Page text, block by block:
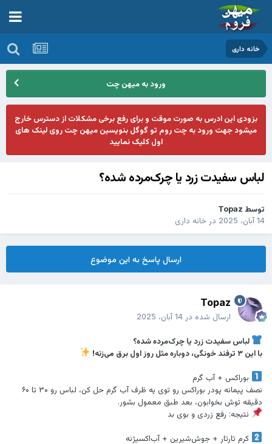
خانه داری
ورود به میهن چت
بزودی این ادرس به صورت موقت و برای رفع برخی مشکلات از دسترس خارج
میشود جهت ورود به چت روم تو گوگل بنویسین میهن چت روی لینک های
اول کلیک نمایید
لباس سفیدت زرد یا چرک‌مرده شده؟
توسط Topaz
14 آبان، 2025
در خانه داری
ارسال پاسخ به این موضوع
Topaz
ارسال شده در 14 آبان، 2025
لباس سفیدت زرد یا چرک‌مرده شده؟
با این ۳ ترفند خونگی، دوباره مثل روز اول برق می‌زنه!
بوراکس + آب گرم
نصف پیمانه پودر بوراکس رو توی یه ظرف آب گرم حل کن، لباس رو ۳۰ تا ۶۰
دقیقه توش بخوابون، بعد طبق معمول بشور.
نتیجه: رفع زردی و بوی بد
کرم تارتار + جوش‌شیرین + آب‌اکسیژنه